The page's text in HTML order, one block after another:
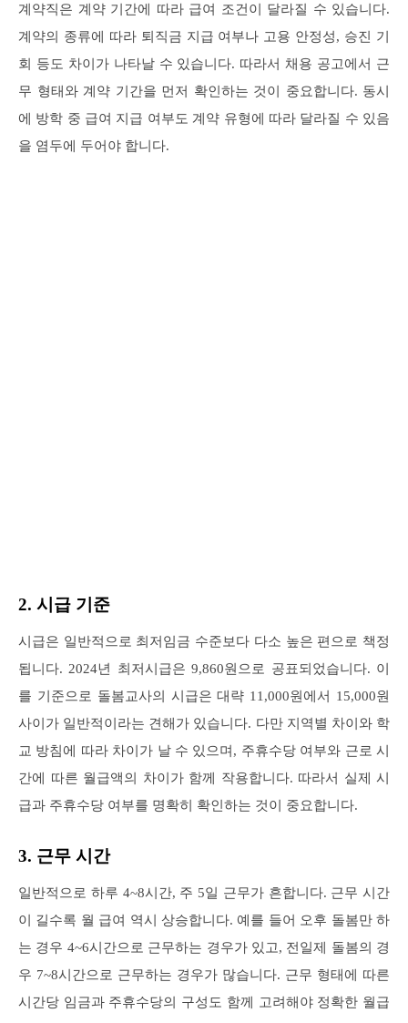
계약직은 계약 기간에 따라 급여 조건이 달라질 수 있습니다.
계약의 종류에 따라 퇴직금 지급 여부나 고용 안정성, 승진 기
회 등도 차이가 나타날 수 있습니다. 따라서 채용 공고에서 근
무 형태와 계약 기간을 먼저 확인하는 것이 중요합니다. 동시
에 방학 중 급여 지급 여부도 계약 유형에 따라 달라질 수 있음
을 염두에 두어야 합니다.
2. 시급 기준
시급은 일반적으로 최저임금 수준보다 다소 높은 편으로 책정
됩니다. 2024년 최저시급은 9,860원으로 공표되었습니다. 이
를 기준으로 돌봄교사의 시급은 대략 11,000원에서 15,000원
사이가 일반적이라는 견해가 있습니다. 다만 지역별 차이와 학
교 방침에 따라 차이가 날 수 있으며, 주휴수당 여부와 근로 시
간에 따른 월급액의 차이가 함께 작용합니다. 따라서 실제 시
급과 주휴수당 여부를 명확히 확인하는 것이 중요합니다.
3. 근무 시간
일반적으로 하루 4~8시간, 주 5일 근무가 흔합니다. 근무 시간
이 길수록 월 급여 역시 상승합니다. 예를 들어 오후 돌봄만 하
는 경우 4~6시간으로 근무하는 경우가 있고, 전일제 돌봄의 경
우 7~8시간으로 근무하는 경우가 많습니다. 근무 형태에 따른
시간당 임금과 주휴수당의 구성도 함께 고려해야 정확한 월급